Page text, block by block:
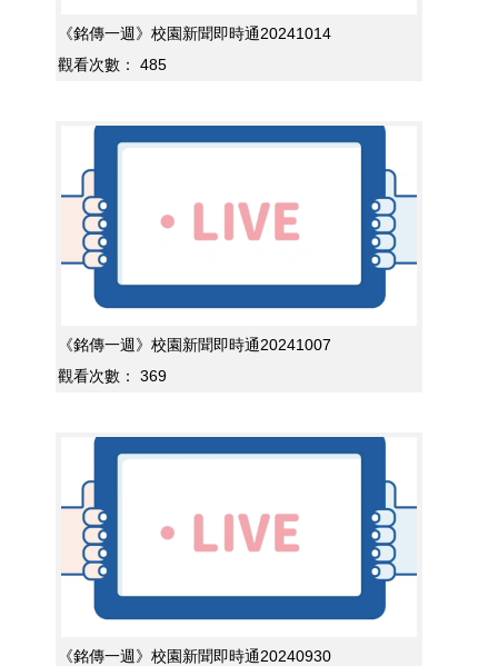
《銘傳一週》校園新聞即時通20241014
觀看次數：
485
《銘傳一週》校園新聞即時通20241007
觀看次數：
369
《銘傳一週》校園新聞即時通20240930